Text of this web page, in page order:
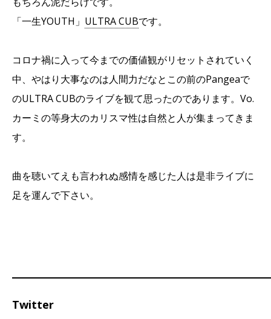
「一生YOUTH」 ULTRA CUBです。
コロナ禍に入って今までの価値観がリセットされていく
中、やはり大事なのは人間力だなとこの前のPangeaで
のULTRA CUBのライブを観て思ったのであります。Vo.
カーミの等身大のカリスマ性は自然と人が集まってきま
す。
曲を聴いてえも言われぬ感情を感じた人は是非ライブに
足を運んで下さい。
Twitter